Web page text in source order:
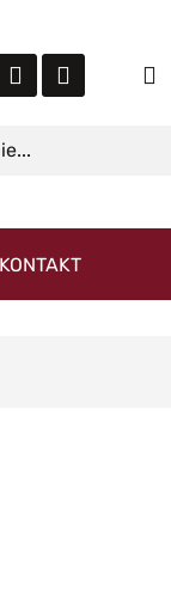
KONTAKT